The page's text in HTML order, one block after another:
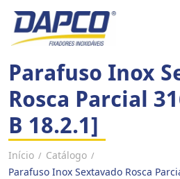
Parafuso Inox
Rosca Parcial
B 18.2.1]
Início / Catálogo /
Parafuso Inox Sextavado Rosca